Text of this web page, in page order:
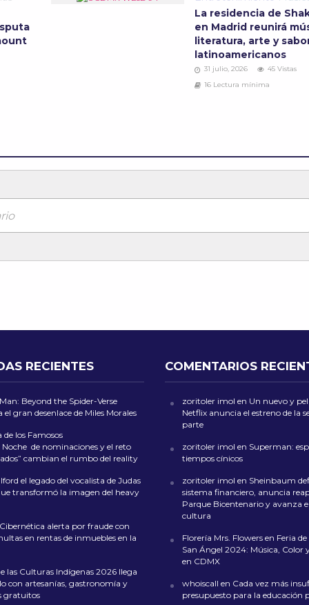
La residencia de
en Madrid reunirá
literatura, arte y
latinoamericanos
31 julio, 2026
45 Vistas
16 Lectura mínima
RECIENTES
Beyond the Spider-Verse
el gran desenlace de Miles Morales
de los Famosos
Noche de nominaciones y el reto
cambian el rumbo del reality
el legado del vocalista de Judas
transformó la imagen del heavy
alerta por fraude con
en rentas de inmuebles en la
las Culturas Indígenas 2026 llega
con artesanías, gastronomía y
gratuitos
COMENTARIOS
zoritoler imol en Un nuevo y
Netflix anuncia el estreno de la
parte
zoritoler imol en Superman:
tiempos cínicos
zoritoler imol en Sheinbaum
sistema financiero, anuncia
Parque Bicentenario y avanza
cultura
Florería Mrs. Flowers en Feria
San Ángel 2024: Música, Color
en CDMX
whoiscall en Cada vez más
presupuesto para la educación